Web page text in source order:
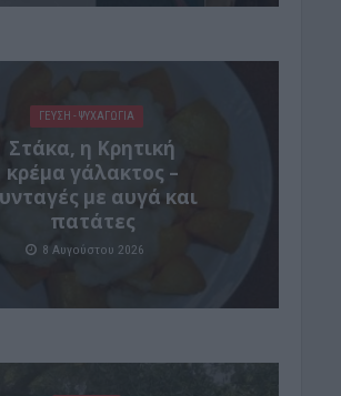
ΓΕΎΣΗ - ΨΥΧΑΓΩΓΊΑ
Στάκα, η Κρητική
κρέμα γάλακτος –
με αυγά και
πατάτες
8 Αυγούστου 2026